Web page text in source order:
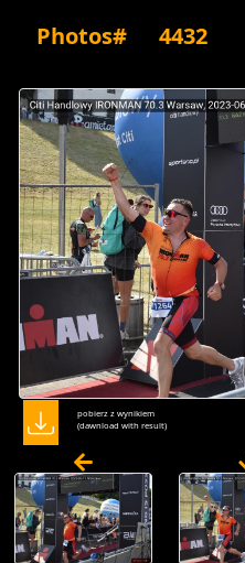
Photos# 4432
pobierz z wynikiem
(dawnload with result)